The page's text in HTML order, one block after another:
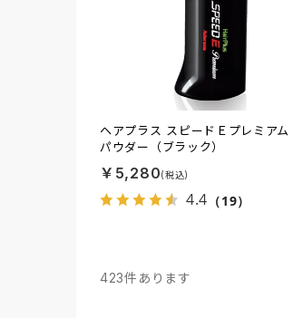
ヘアプラス スピードＥプレミアム
パウダー（ブラック）
￥5,280
4.4 （19）
423件あります